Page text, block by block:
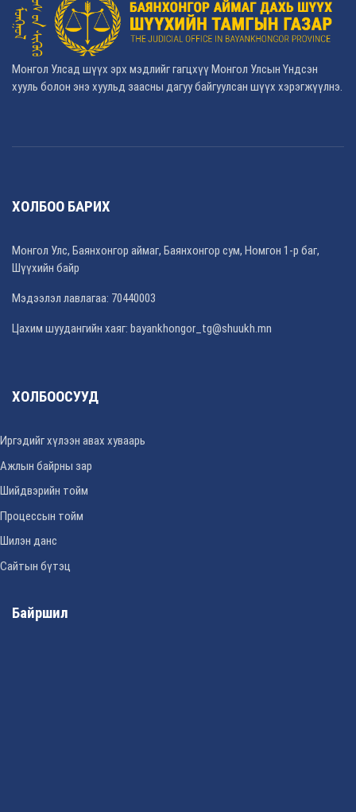
Монгол Улсад шүүх эрх мэдлийг гагцхүү Монгол Улсын Үндсэн
хууль болон энэ хуульд заасны дагуу байгуулсан шүүх хэрэгжүүлнэ.
ХОЛБОО БАРИХ
Монгол Улс, Баянхонгор аймаг, Баянхонгор сум, Номгон 1-р баг,
Шүүхийн байр
Мэдээлэл лавлагаа: 70440003
Цахим шуудангийн хаяг: bayankhongor_tg@shuukh.mn
ХОЛБООСУУД
Иргэдийг хүлээн авах хуваарь
Ажлын байрны зар
Шийдвэрийн тойм
Процессын тойм
Шилэн данс
Сайтын бүтэц
Байршил